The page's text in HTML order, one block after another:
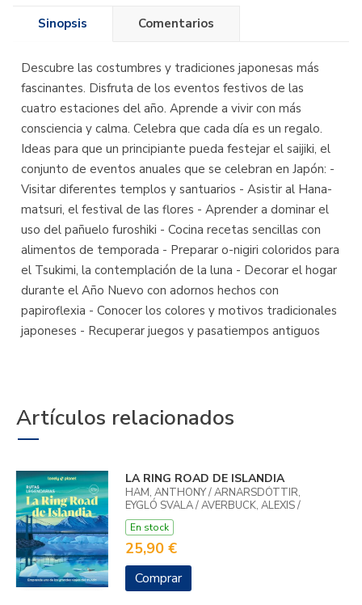
Sinopsis Comentarios
Descubre las costumbres y tradiciones japonesas más
fascinantes. Disfruta de los eventos festivos de las
cuatro estaciones del año. Aprende a vivir con más
consciencia y calma. Celebra que cada día es un regalo.
Ideas para que un principiante pueda festejar el saijiki, el
conjunto de eventos anuales que se celebran en Japón: -
Visitar diferentes templos y santuarios - Asistir al Hana-
matsuri, el festival de las flores - Aprender a dominar el
uso del pañuelo furoshiki - Cocina recetas sencillas con
alimentos de temporada - Preparar o-nigiri coloridos para
el Tsukimi, la contemplación de la luna - Decorar el hogar
durante el Año Nuevo con adornos hechos con
papiroflexia - Conocer los colores y motivos tradicionales
japoneses - Recuperar juegos y pasatiempos antiguos
Artículos relacionados
LA RING ROAD DE ISLANDIA
HAM, ANTHONY / ARNARSDÓTTIR,
EYGLÓ SVALA / AVERBUCK, ALEXIS /
BREMNER, JADE
En stock
25,90 €
Comprar